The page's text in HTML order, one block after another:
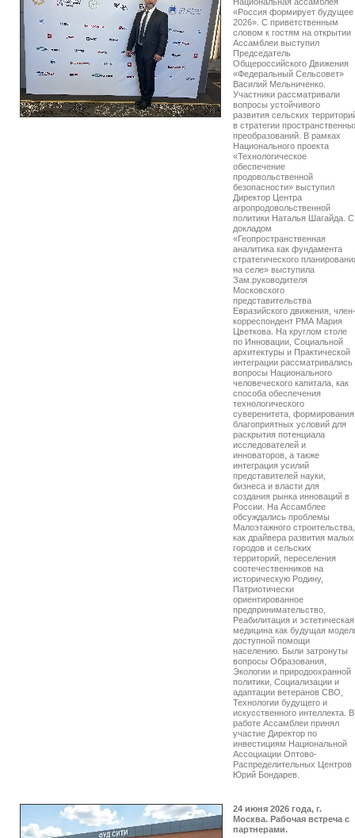
«Россия формирует будущее
2026». С приветственным
словом к гостям на открытии
Ассамблеи выступил
Председатель
Общероссийского Движения
«Федеральный Сельсовет»
Василий Мельниченко.
Участники рассматривали
вопросы устойчивого
развития сельских
в стратегии
преобразований. В рамках
Национального проекта
«Технологическое
обеспечение
продовольственной
безопасности» выступил
Директор Центра
агропродовольственной
политики Наталья Шагайда. С
докладом
«Геопространственная
аналитика как фундамента
стратегического
на селе» выступила
Зам.руководителя
Московского
представительства
Евразийского движения, член-
корреспондент РМА Мария
Цветкова. На круглом столе
по Инновации, Социальной
архитектуры и Практической
интеграции рассматривались
вопросы Национального
человеческого капитала, как
способа обеспечения
технологического
суверенитета, формирования
благоприятных условий для
раскрытия потенциала
исследователей и
инноваторов, а также
интеграция усилий
представителей науки,
бизнеса и власти для
создания рынка инноваций в
России. На Ассамблее
обсуждались проблемы
Малоэтажного строительства,
как драйвера развития малых
городов и сельских
территорий, переселения
соотечественников на
историческую Родину,
Патриотически
ориентированное
предпринимательство,
Реабилитация и эстетическая
медицина как будущая
доступной помощи
населению. Были затронуты
вопросы Образования,
Экологии и природоохранной
политики, Социализации и
адаптации ветеранов СВО,
Технологии будущего и
искусственного интеллекта. В
работе Ассамблеи принял
участие Директор по
инвестициям Национальной
Ассоциации Оптово-
Распределительных Центров
Юрий Бондарев.
24 июня 2026 года, г.
Москва. Рабочая встреча с
партнерами.